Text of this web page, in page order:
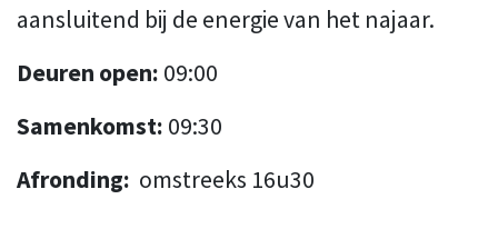
aansluitend bij de energie van het najaar.
Deuren open: 09:00
Samenkomst: 09:30
Afronding: omstreeks 16u30